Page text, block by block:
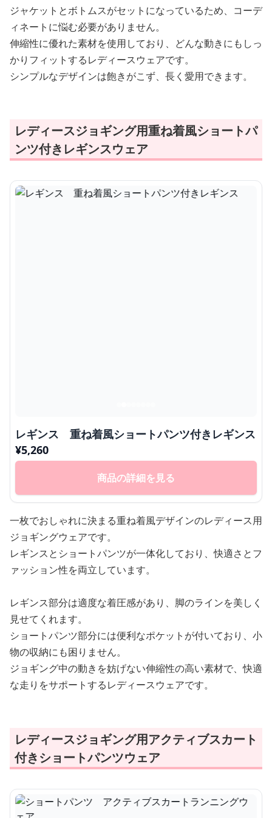
ジャケットとボトムスがセットになっているため、コーデ
ィネートに悩む必要がありません。
伸縮性に優れた素材を使用しており、どんな動きにもしっ
かりフィットするレディースウェアです。
シンプルなデザインは飽きがこず、長く愛用できます。
レディースジョギング用重ね着風ショートパ
ンツ付きレギンスウェア
レギンス 重ね着風ショートパンツ付きレギンス
¥5,260
商品の詳細を見る
一枚でおしゃれに決まる重ね着風デザインのレディース用
ジョギングウェアです。
レギンスとショートパンツが一体化しており、快適さとフ
ァッション性を両立しています。
レギンス部分は適度な着圧感があり、脚のラインを美しく
見せてくれます。
ショートパンツ部分には便利なポケットが付いており、小
物の収納にも困りません。
ジョギング中の動きを妨げない伸縮性の高い素材で、快適
な走りをサポートするレディースウェアです。
レディースジョギング用アクティブスカート
付きショートパンツウェア